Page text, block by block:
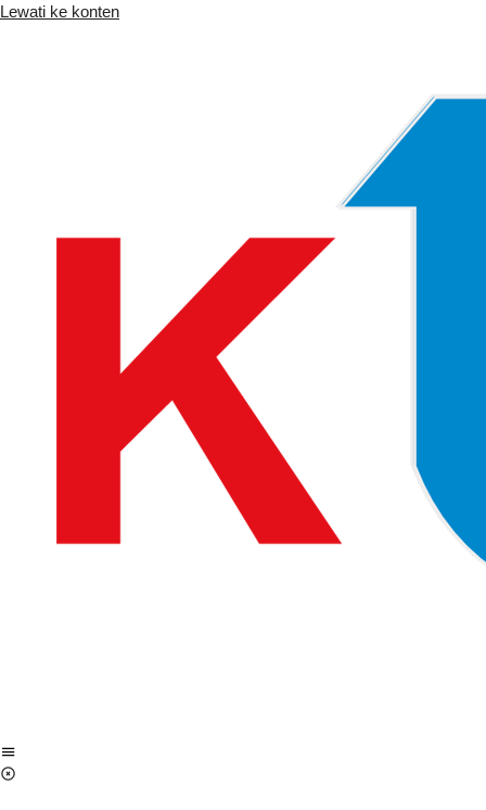
Lewati ke konten